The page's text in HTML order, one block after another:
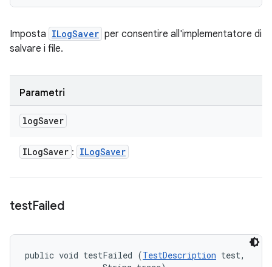
Imposta ILogSaver per consentire all'implementatore di
salvare i file.
Parametri
logSaver
ILogSaver : ILogSaver
testFailed
public void testFailed (TestDescription test,